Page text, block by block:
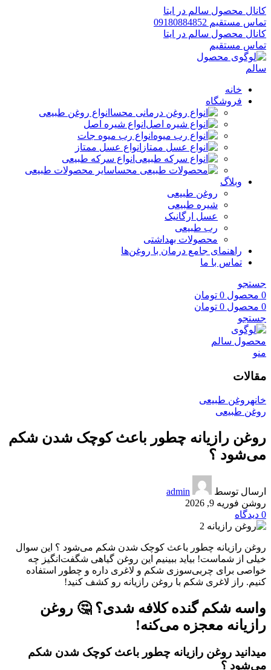
کانال محصول سالم در ایتا
تماس مستقیم 09180884852
کانال محصول سالم در ایتا
تماس مستقیم
خانه
فروشگاه
انواع روغن طبیعی
انواع شیره اصل
انواع رب میوه جات
انواع عسل ممتاز
انواع سرکه طبیعی
سایر محصولات طبیعی
وبلاگ
روغن طبیعی
شیره طبیعی
عسل ارگانیک
رب طبیعی
محصولات بهداشتی
راهنمای جامع درمان با روغن‌ها
تماس با ما
جستجو
0 محصول 0 تومان
0 محصول 0 تومان
جستجو
منو
مقالات
خانهروغن طبیعی
روغن طبیعی
روغن رازیانه چطور باعث کوچک شدن شکم
می‌شود ؟
ارسال توسط
admin
روشن فوریه 9, 2026
0 دیدگاه
روغن رازیانه چطور باعث کوچک شدن شکم می‌شود ؟ این سوال
خیلی از شماست! بیاید ببینیم این روغن گیاهی شگفت‌انگیز چه
خواصی برای چربی‌سوزی شکم و لاغری داره و چطور استفاده
کنیم. راز لاغری شکم با روغن رازیانه رو کشف کنید!
واسه شکم گنده کلافه شدی؟ 🤔 روغن
رازیانه معجزه می‌کنه!
میدانید روغن رازیانه چطور باعث کوچک شدن شکم
می‌شود ؟